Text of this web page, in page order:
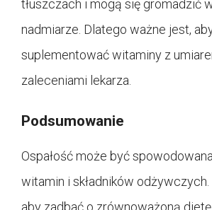
tłuszczach i mogą się gromadzić
nadmiarze. Dlatego ważne jest,
suplementować witaminy z
zaleceniami lekarza.
Podsumowanie
Ospałość może być
witamin i składników odżywczych.
aby zadbać o zrównoważoną